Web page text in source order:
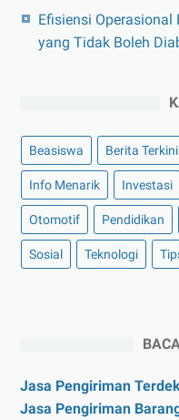
Efisiensi Operasional
yang Tidak Boleh
Beasiswa Berita Terkini
Info Menarik Investasi
Otomotif Pendidikan
Sosial Teknologi
Jasa Pengiriman
Jasa Pengiriman